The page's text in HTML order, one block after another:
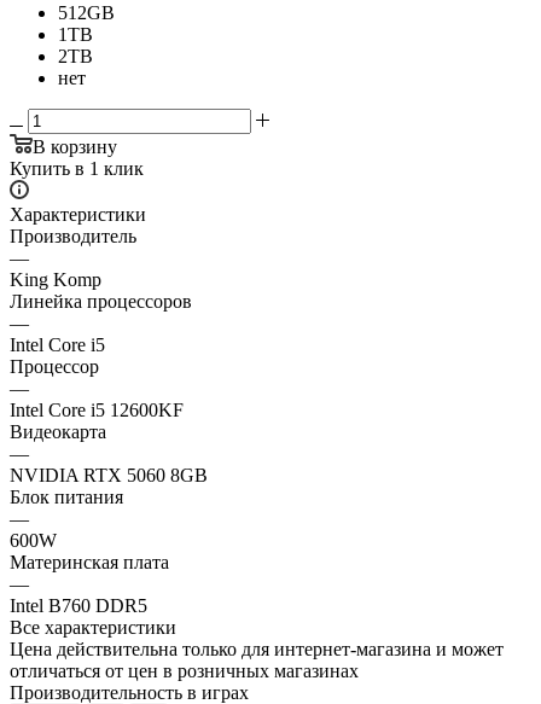
512GB
1TB
2TB
нет
В корзину
Купить в 1 клик
Характеристики
Производитель
—
King Komp
Линейка процессоров
—
Intel Core i5
Процессор
—
Intel Core i5 12600KF
Видеокарта
—
NVIDIA RTX 5060 8GB
Блок питания
—
600W
Материнская плата
—
Intel B760 DDR5
Все характеристики
Цена действительна только для интернет-магазина и может
отличаться от цен в розничных магазинах
Производительность в играх